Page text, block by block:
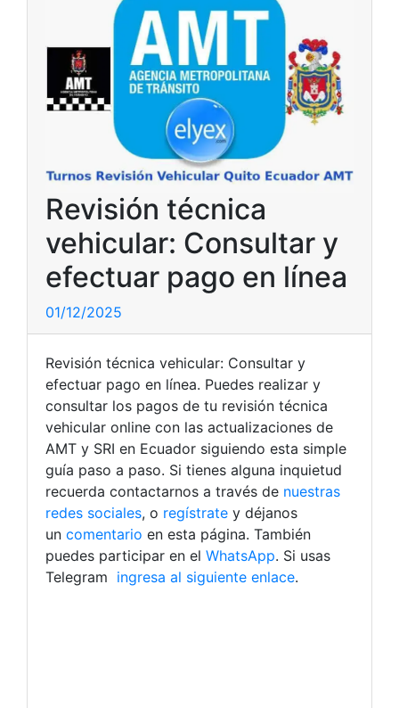
Revisión técnica
vehicular: Consultar y
efectuar pago en línea
01/12/2025
Revisión técnica vehicular: Consultar y
efectuar pago en línea. Puedes realizar y
consultar los pagos de tu revisión técnica
vehicular online con las actualizaciones de
AMT y SRI en Ecuador siguiendo esta simple
guía paso a paso. Si tienes alguna inquietud
recuerda contactarnos a través de nuestras
redes sociales, o regístrate y déjanos
un comentario en esta página. También
puedes participar en el WhatsApp. Si usas
Telegram ingresa al siguiente enlace.